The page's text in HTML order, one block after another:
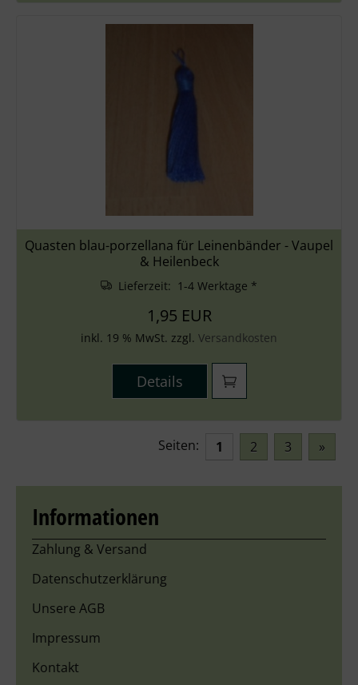
Quasten blau-porzellana für Leinenbänder - Vaupel
& Heilenbeck
Lieferzeit: 1-4 Werktage *
1,95 EUR
inkl. 19 % MwSt. zzgl. Versandkosten
Details
Seiten: 1 2 3 »
Informationen
Zahlung & Versand
Datenschutzerklärung
Unsere AGB
Impressum
Kontakt